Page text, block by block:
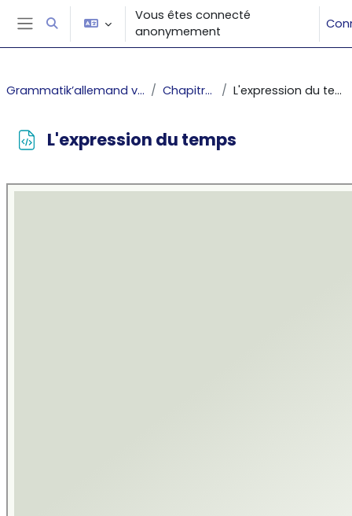
Passer au contenu principal
Panneau latéral
Activer/désactiver la saisie de recherche
Vous êtes connecté
anonymement
Grammatik’allemand vôtre Chapitre 7 L'expression du temps
L'expression du temps